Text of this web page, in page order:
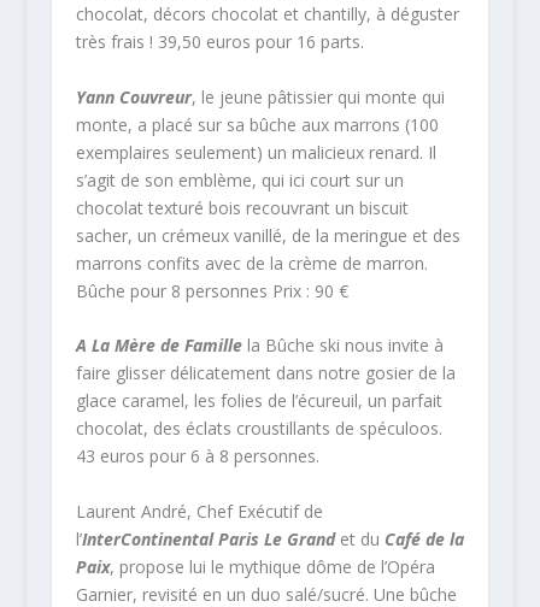
chocolat, décors chocolat et chantilly, à déguster
très frais ! 39,50 euros pour 16 parts.
Yann Couvreur, le jeune pâtissier qui monte qui
monte, a placé sur sa bûche aux marrons (100
exemplaires seulement) un malicieux renard. Il
s’agit de son emblème, qui ici court sur un
chocolat texturé bois recouvrant un biscuit
sacher, un crémeux vanillé, de la meringue et des
marrons confits avec de la crème de marron.
Bûche pour 8 personnes Prix : 90 €
A La Mère de Famillela Bûche ski nous invite à
faire glisser délicatement dans notre gosier de la
glace caramel, les folies de l’écureuil, un parfait
chocolat, des éclats croustillants de spéculoos.
43 euros pour 6 à 8 personnes.
Laurent André, Chef Exécutif de
l’InterContinental Paris Le Grandet du Café de la
Paix, propose lui le mythique dôme de l’Opéra
Garnier, revisité en un duo salé/sucré. Une bûche